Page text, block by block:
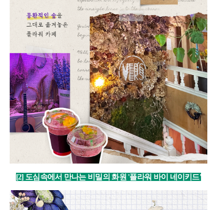
[2] 도심속에서 만나는 비밀의 화원 '플라워 바이 네이키드'